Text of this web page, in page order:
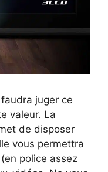
faudra juger ce
valeur. La
de disposer
vous permettra
police assez